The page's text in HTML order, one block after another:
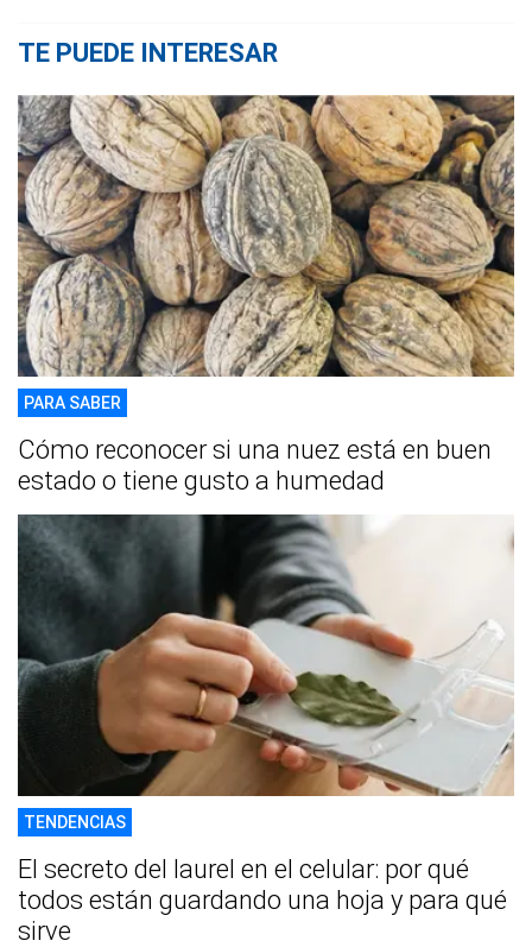
TE PUEDE INTERESAR
PARA SABER
Cómo reconocer si una nuez está en buen
estado o tiene gusto a humedad
TENDENCIAS
El secreto del laurel en el celular: por qué
todos están guardando una hoja y para qué
sirve